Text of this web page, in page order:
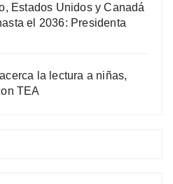
Estados Unidos y Canadá
el 2036: Presidenta
la lectura a niñas,
TEA